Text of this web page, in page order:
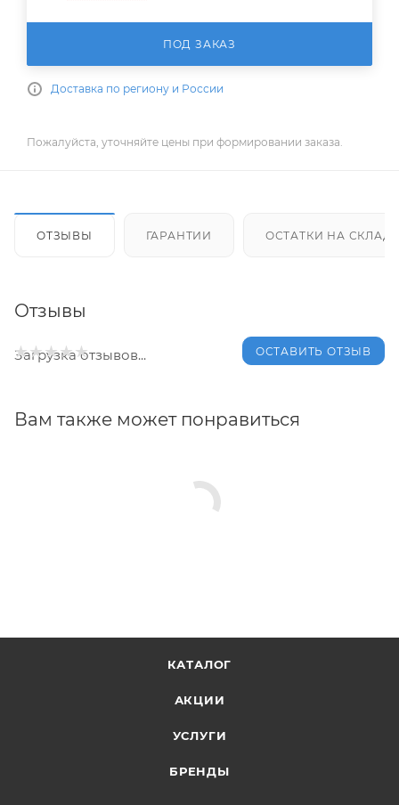
ПОД ЗАКАЗ
Доставка по региону и России
Пожалуйста, уточняйте цены при формировании заказа.
ОТЗЫВЫ ГАРАНТИИ ОСТАТКИ НА
Отзывы
ОСТАВИТЬ ОТЗЫВ
Загрузка отзывов...
Вам также может понравиться
КАТАЛОГ
АКЦИИ
УСЛУГИ
БРЕНДЫ